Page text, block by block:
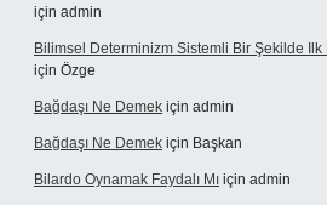
için admin
Bilimsel Determinizm Sistemli Bir Şekilde
için Özge
Bağdaşı Ne Demek için admin
Bağdaşı Ne Demek için Başkan
Bilardo Oynamak Faydalı Mı için admin